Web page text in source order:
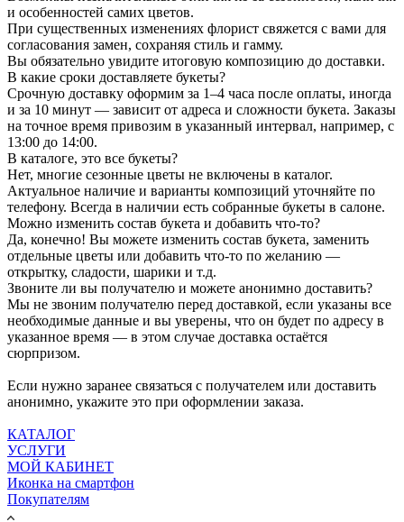
и особенностей самих цветов.
При существенных изменениях флорист свяжется с вами для
согласования замен, сохраняя стиль и гамму.
Вы обязательно увидите итоговую композицию до доставки.
В какие сроки доставляете букеты?
Срочную доставку оформим за 1–4 часа после оплаты, иногда
и за 10 минут — зависит от адреса и сложности букета. Заказы
на точное время привозим в указанный интервал, например, с
13:00 до 14:00.
В каталоге, это все букеты?
Нет, многие сезонные цветы не включены в каталог.
Актуальное наличие и варианты композиций уточняйте по
телефону. Всегда в наличии есть собранные букеты в салоне.
Можно изменить состав букета и добавить что-то?
Да, конечно! Вы можете изменить состав букета, заменить
отдельные цветы или добавить что-то по желанию —
открытку, сладости, шарики и т.д.
Звоните ли вы получателю и можете анонимно доставить?
Мы не звоним получателю перед доставкой, если указаны все
необходимые данные и вы уверены, что он будет по адресу в
указанное время — в этом случае доставка остаётся
сюрпризом.
Если нужно заранее связаться с получателем или доставить
анонимно, укажите это при оформлении заказа.
КАТАЛОГ
УСЛУГИ
МОЙ КАБИНЕТ
Иконка на смартфон
Покупателям